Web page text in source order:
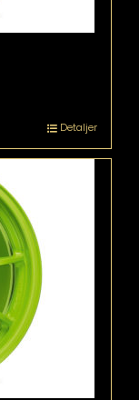
Detaljer